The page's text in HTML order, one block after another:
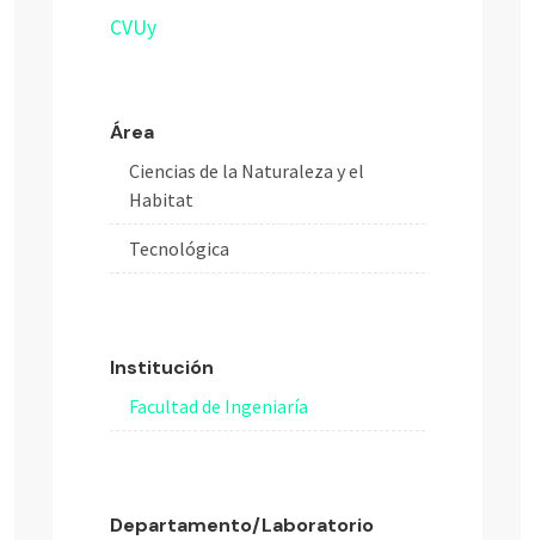
CVUy
Área
Ciencias de la Naturaleza y el
Habitat
Tecnológica
Institución
Facultad de Ingeniaría
Departamento/Laboratorio